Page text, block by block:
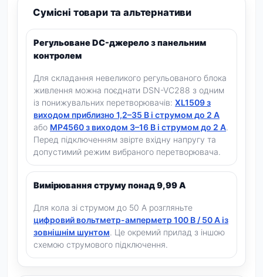
Сумісні товари та альтернативи
Регульоване DC-джерело з панельним
контролем
Для складання невеликого регульованого блока
живлення можна поєднати DSN-VC288 з одним
із понижувальних перетворювачів: XL1509 з
виходом приблизно 1,2–35 В і струмом до 2 А
або MP4560 з виходом 3–16 В і струмом до 2 А.
Перед підключенням звірте вхідну напругу та
допустимий режим вибраного перетворювача.
Вимірювання струму понад 9,99 А
Для кола зі струмом до 50 А розгляньте
цифровий вольтметр-амперметр 100 В / 50 А із
зовнішнім шунтом. Це окремий прилад з іншою
схемою струмового підключення.